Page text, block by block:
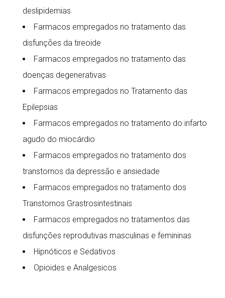
deslipidemias
Farmacos empregados no tratamento das
disfunções da tireoide
Farmacos empregados no tratamento das
doenças degenerativas
Farmacos empregados no Tratamento das
Epilepsias
Farmacos empregados no tratamento do infarto
agudo do miocárdio
Farmacos empregados no tratamento dos
transtornos da depressão e ansiedade
Farmacos empregados no tratamento dos
Transtornos Grastrosintestinais
Farmacos empregados no tratamentos das
disfunções reprodutivas masculinas e femininas
Hipnóticos e Sedativos
Opioides e Analgesicos